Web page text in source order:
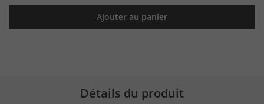
Ajouter au panier
Détails du produit